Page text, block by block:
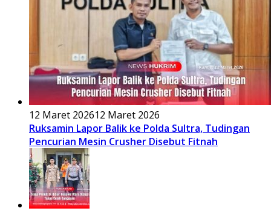
12 Maret 202612 Maret 2026
Ruksamin Lapor Balik ke Polda Sultra, Tudingan
Pencurian Mesin Crusher Disebut Fitnah